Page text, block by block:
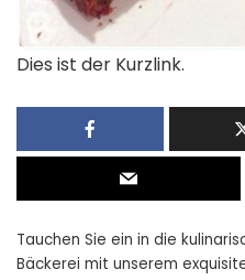
Dies ist der Kurzlink.
Tauchen Sie ein in die
Bäckerei mit unserem